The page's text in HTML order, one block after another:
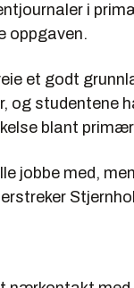
i
oppgaven.
et godt
og studentene
blant
jobbe med,